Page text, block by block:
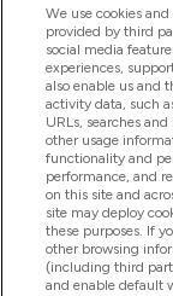
Offres Et
2026 THG
MyVitamins.com
Frasers Group
authorised and
a lender. Frasers
Group Financial
to your financial
We use cookies
provided by third
social media
experiences,
also enable us and
activity data, such
URLs, searches
other usage
functionality and
performance, and
on this site and
site may deploy
these purposes. If
other browsing
(including third
and enable default